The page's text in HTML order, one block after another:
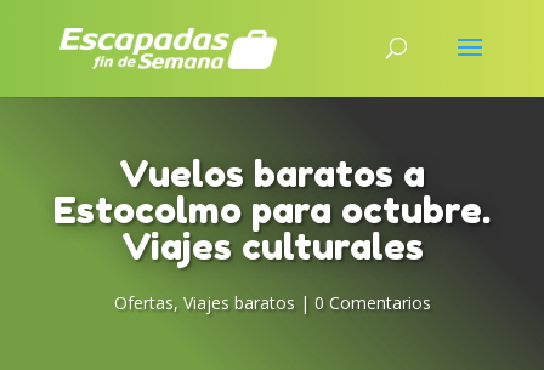
Vuelos baratos a
Estocolmo para octubre.
Viajes culturales
Ofertas, Viajes baratos | 0 Comentarios